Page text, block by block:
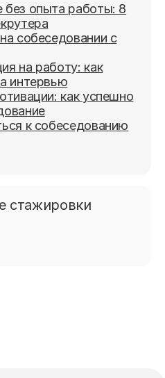
без опыта работы: 8
собеседовании с
на работу: как
интервью
как успешно
к собеседованию
стажировки